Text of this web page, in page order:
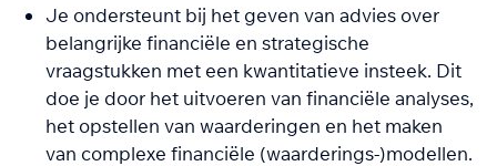
Je ondersteunt bij het geven van advies over
belangrijke financiële en strategische
vraagstukken met een kwantitatieve insteek. Dit
doe je door het uitvoeren van financiële analyses,
het opstellen van waarderingen en het maken
van complexe financiële (waarderings-)modellen.